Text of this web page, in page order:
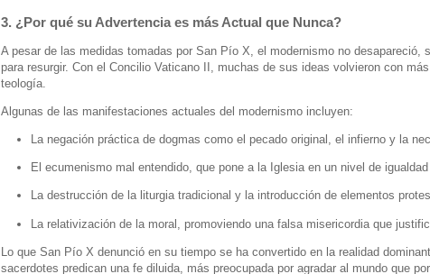
3. ¿Por qué su Advertencia es más Actual que Nunca?
A pesar de las medidas tomadas por San Pío X, el modernismo no desapareció,
para resurgir. Con el Concilio Vaticano II, muchas de sus ideas volvieron con
teología.
Algunas de las manifestaciones actuales del modernismo incluyen:
La negación práctica de dogmas como el pecado original, el infierno y la
El ecumenismo mal entendido, que pone a la Iglesia en un nivel de
La destrucción de la liturgia tradicional y la introducción de elementos
La relativización de la moral, promoviendo una falsa misericordia que
Lo que San Pío X denunció en su tiempo se ha convertido en la realidad
sacerdotes predican una fe diluida, más preocupada por agradar al mundo que